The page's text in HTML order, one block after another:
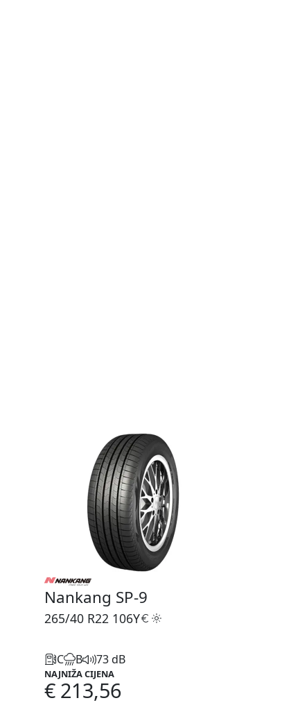
Nankang SP-9
265/40 R22 106Y
C B 73 dB
NAJNIŽA CIJENA
€ 213,56